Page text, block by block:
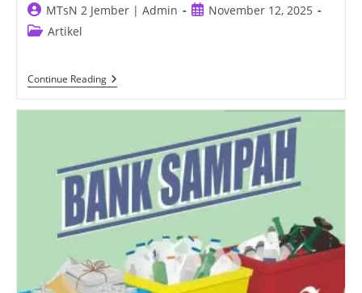
Post
author:
MTsN 2 Jember | Admin
PostNovember 12, 2025
PostArtikel
Continue ReadingAkreditasi
Perpustakaan
Jember